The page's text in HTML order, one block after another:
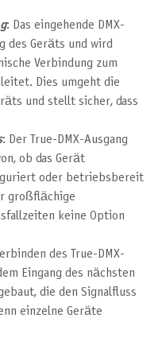
: Das eingehende DMX-
des Geräts und wird
Verbindung zum
Dies umgeht die
und stellt sicher, dass
: Der True-DMX-Ausgang
ob das Gerät
oder betriebsbereit
großflächige
keine Option
des True-DMX-
Eingang des nächsten
die den Signalfluss
einzelne Geräte